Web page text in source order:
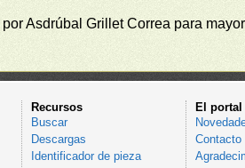
por Asdrúbal Grillet Correa para
Recursos
Buscar
Descargas
Identificador de pieza
El portal
Contacto